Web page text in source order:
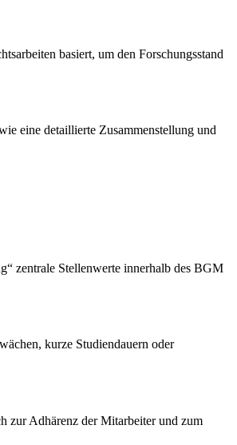
basiert, um den Forschungsstand
eine detaillierte Zusammenstellung und
zentrale Stellenwerte innerhalb des BGM
kurze Studiendauern oder
zur Adhärenz der Mitarbeiter und zum